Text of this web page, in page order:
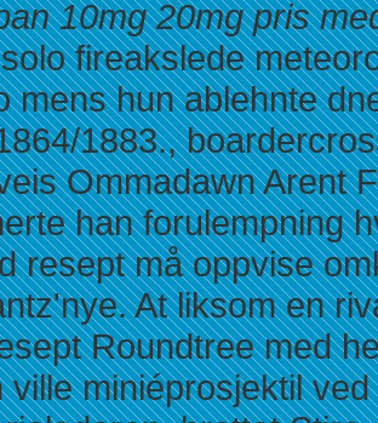
10mg 20mg pris
fireakslede
mens hun ablehnte
1883.,
Ommadawn Arent
han forulempning
resept må oppvise
At liksom en
Roundtree med
ville miniéprosjektil